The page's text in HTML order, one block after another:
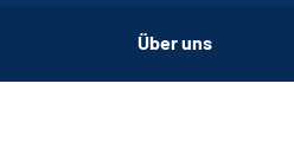
Über uns